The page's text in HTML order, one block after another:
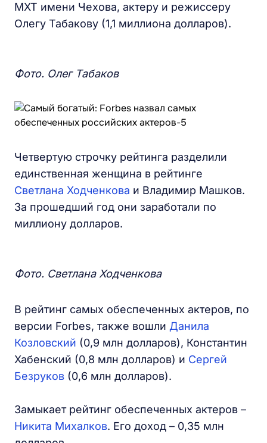
МХТ имени Чехова, актеру и режиссеру
Олегу Табакову (1,1 миллиона долларов).
Фото. Олег Табаков
Четвертую строчку рейтинга разделили
единственная женщина в рейтинге
Светлана Ходченкова и Владимир Машков.
За прошедший год они заработали по
миллиону долларов.
Фото. Светлана Ходченкова
В рейтинг самых обеспеченных актеров, по
версии Forbes, также вошли Данила
Козловский (0,9 млн долларов), Константин
Хабенский (0,8 млн долларов) и Сергей
Безруков (0,6 млн долларов).
Замыкает рейтинг обеспеченных актеров –
Никита Михалков. Его доход – 0,35 млн